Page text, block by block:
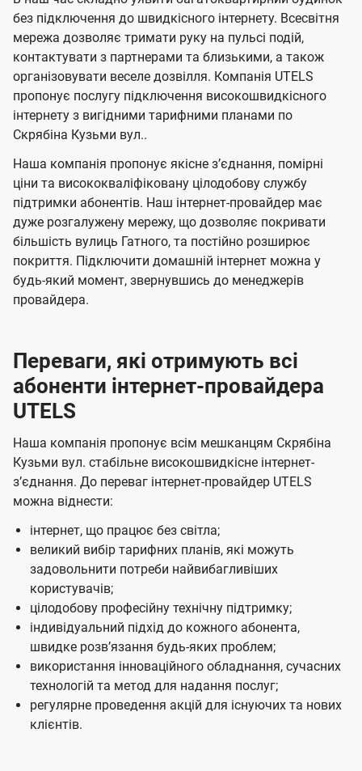
м
п
а
н
і
U
t
e
l
s
о
т
е
л
е
б
а
ч
е
н
н
я
н
н
я
л
е
н
н
я
м
о
т
е
л
е
б
ч
е
н
н
я
л
е
н
н
я
м
без підключення до швидкісного інтернету. Всесвітня
мережа дозволяє тримати руку на пульсі подій,
контактувати з партнерами та близькими, а також
організовувати веселе дозвілля. Компанія UTELS
пропонує послугу підключення високошвидкісного
інтернету з вигідними тарифними планами по
Скрябіна Кузьми вул..
Наша компанія пропонує якісне зʼєднання, помірні
ціни та висококваліфіковану цілодобову службу
підтримки абонентів. Наш інтернет-провайдер має
дуже розгалужену мережу, що дозволяє покривати
більшість вулиць Гатного, та постійно розширює
покриття. Підключити домашній інтернет можна у
будь-який момент, звернувшись до менеджерів
провайдера.
Переваги, які отримують всі
абоненти інтернет-провайдера
UTELS
Наша компанія пропонує всім мешканцям Скрябіна
Кузьми вул. стабільне високошвидкісне інтернет-
зʼєднання. До переваг інтернет-провайдер UTELS
можна віднести:
інтернет, що працює без світла;
великий вибір тарифних планів, які можуть
задовольнити потреби найвибагливіших
користувачів;
цілодобову професійну технічну підтримку;
індивідуальний підхід до кожного абонента,
швидке розвʼязання будь-яких проблем;
використання інноваційного обладнання, сучасних
технологій та метод для надання послуг;
регулярне проведення акцій для існуючих та нових
клієнтів.